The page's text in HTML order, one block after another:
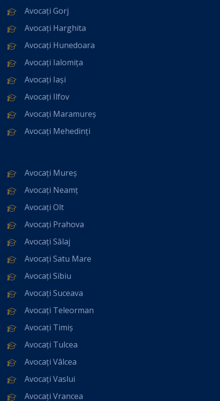
Avocați Gorj
Avocați Harghita
Avocați Hunedoara
Avocați Ialomița
Avocați Iași
Avocați Ilfov
Avocați Maramureș
Avocați Mehedinți
Avocați Mureș
Avocați Neamț
Avocați Olt
Avocați Prahova
Avocați Sălaj
Avocați Satu Mare
Avocați Sibiu
Avocați Suceava
Avocați Teleorman
Avocați Timiș
Avocați Tulcea
Avocați Vâlcea
Avocați Vaslui
Avocați Vrancea